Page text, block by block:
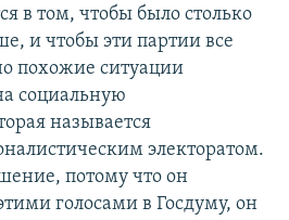
в том, чтобы было столько
и чтобы эти партии все
похожие ситуации
социальную
называется
электоратом.
потому что он
голосами в Госдуму, он